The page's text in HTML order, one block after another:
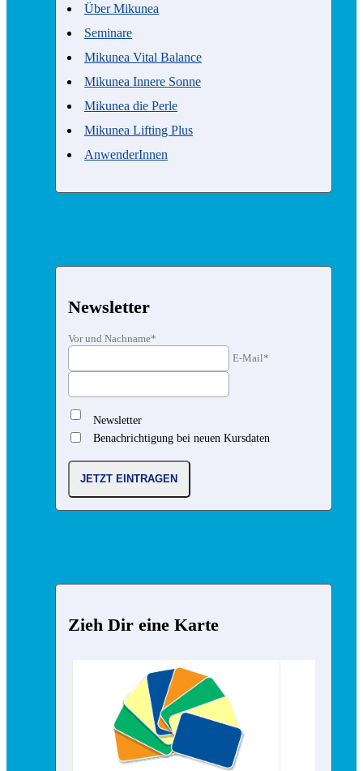
Über Mikunea
Seminare
Mikunea Vital Balance
Mikunea Innere Sonne
Mikunea die Perle
Mikunea Lifting Plus
AnwenderInnen
Newsletter
Vor und Nachname*
E-Mail*
Newsletter
Benachrichtigung bei neuen Kursdaten
Zieh Dir eine Karte